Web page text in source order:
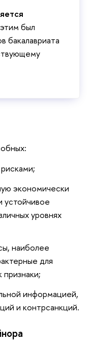
был
бакалавриата
экономически
устойчивое
уровнях
наиболее
для
информацией,
и контрсанкций.